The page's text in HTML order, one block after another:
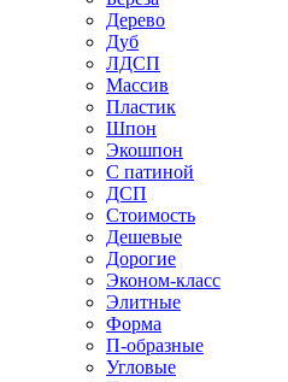
Дерево
Дуб
ЛДСП
Массив
Пластик
Шпон
Экошпон
С патиной
ДСП
Стоимость
Дешевые
Дорогие
Эконом-класс
Элитные
Форма
П-образные
Угловые